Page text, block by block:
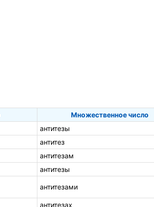
Множественное число
антитезы
антитез
антитезам
антитезы
антитезами
антитезах